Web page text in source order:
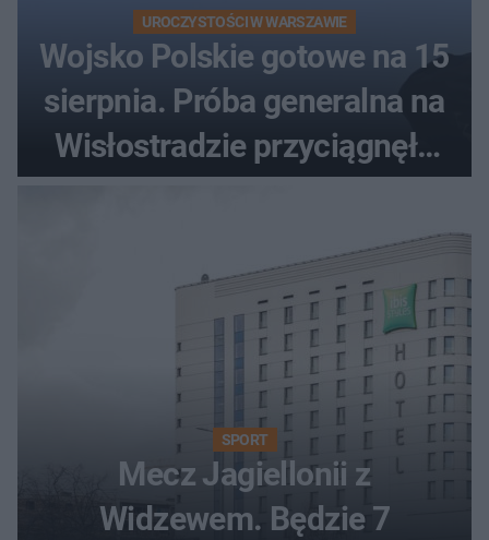
UROCZYSTOŚCI W WARSZAWIE
Wojsko Polskie gotowe na 15
sierpnia. Próba generalna na
Wisłostradzie przyciągnęła
SPORT
Mecz Jagiellonii z
Widzewem. Będzie 7